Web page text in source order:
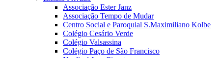
Associação Ester Janz
Associação Tempo de Mudar
Centro Social e Paroquial S.Maximiliano Kolbe
Colégio Cesário Verde
Colégio Valsassina
Colégio Paço de São Francisco